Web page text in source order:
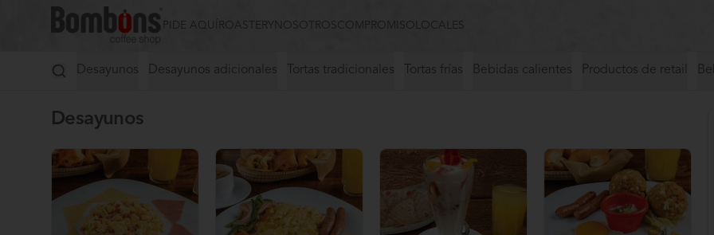
PIDE AQUÍ ROASTERY NOSOTROSCOMPROMISO LOCALES
Desayunos Desayunos adicionales Tortas tradicionales Tortas frías Bebidas calientes Productos de retail
Desayunos